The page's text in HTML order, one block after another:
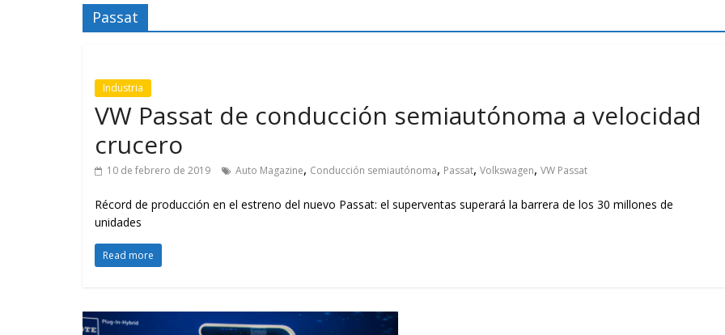
Passat
Industria
VW Passat de conducción semiautónoma a velocidad
crucero
10 de febrero de 2019 Auto Magazine, Conducción semiautónoma, Passat, Volkswagen, VW Passat
Récord de producción en el estreno del nuevo Passat: el superventas superará la barrera de los 30 millones de
unidades
Read more
Movilidad Varios
GM reafirma su
compromiso con movilidad
más segura y conectada
Movilidad Turismo Varios
vehículo si permanece
varios días sin usar?
Motociclismo
Movilidad
destino de los
en la región